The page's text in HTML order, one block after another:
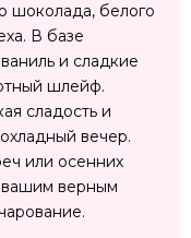
шоколада, белого
В базе
и сладкие
шлейф.
сладость и
вечер.
или осенних
вашим верным